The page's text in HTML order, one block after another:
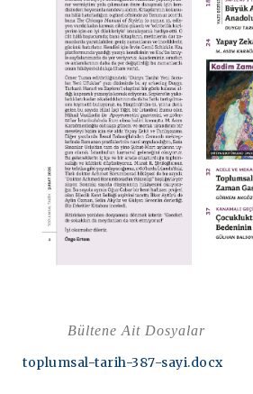
Bültene Ait Dosyalar
toplumsal-tarih-387-sayi.docx